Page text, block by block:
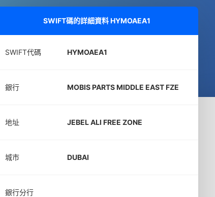
SWIFT碼的詳細資料HYMOAEA1
SWIFT代碼 HYMOAEA1
銀行 MOBIS PARTS MIDDLE EAST FZE
地址 JEBEL ALI FREE ZONE
城市 DUBAI
銀行分行